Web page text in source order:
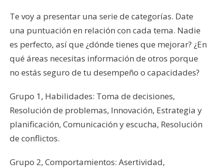
Te voy a presentar una serie de categorías. Date
una puntuación en relación con cada tema. Nadie
es perfecto, así que ¿dónde tienes que mejorar? ¿En
qué áreas necesitas información de otros porque
no estás seguro de tu desempeño o capacidades?
Grupo 1, Habilidades: Toma de decisiones,
Resolución de problemas, Innovación, Estrategia y
planificación, Comunicación y escucha, Resolución
de conflictos.
Grupo 2, Comportamientos: Asertividad,